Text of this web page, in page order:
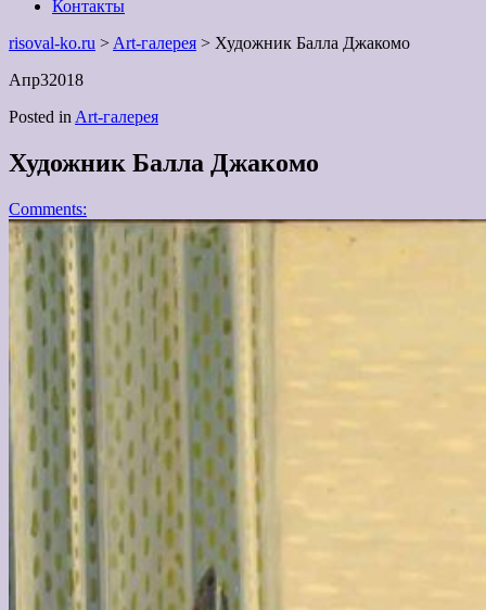
Контакты
risoval-ko.ru > Art-галерея > Художник Балла Джакомо
Апр32018
Posted in Art-галерея
Художник Балла Джакомо
Comments: